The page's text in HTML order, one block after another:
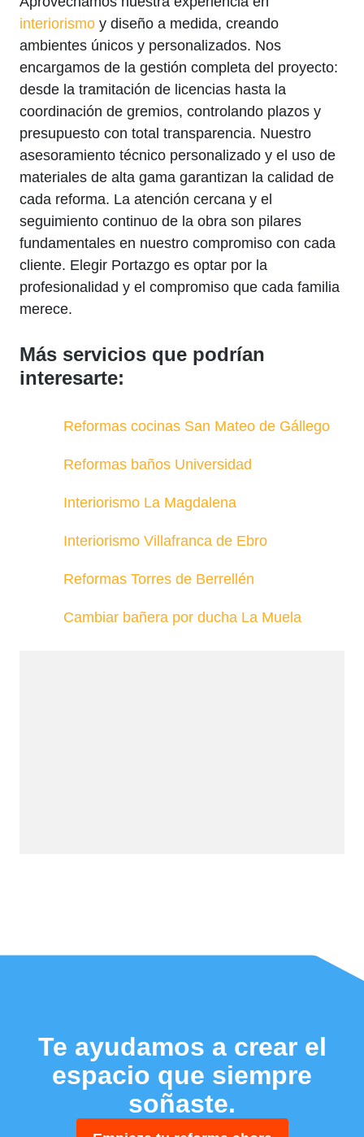
interiorismo y diseño a medida, creando
ambientes únicos y personalizados. Nos
encargamos de la gestión completa del proyecto:
desde la tramitación de licencias hasta la
coordinación de gremios, controlando plazos y
presupuesto con total transparencia. Nuestro
asesoramiento técnico personalizado y el uso de
materiales de alta gama garantizan la calidad de
cada reforma. La atención cercana y el
seguimiento continuo de la obra son pilares
fundamentales en nuestro compromiso con cada
cliente. Elegir Portazgo es optar por la
profesionalidad y el compromiso que cada familia
merece.
Más servicios que podrían
interesarte:
Reformas cocinas San Mateo de Gállego
Reformas baños Universidad
Interiorismo La Magdalena
Interiorismo Villafranca de Ebro
Reformas Torres de Berrellén
Cambiar bañera por ducha La Muela
Te ayudamos a crear el
espacio que siempre
soñaste.